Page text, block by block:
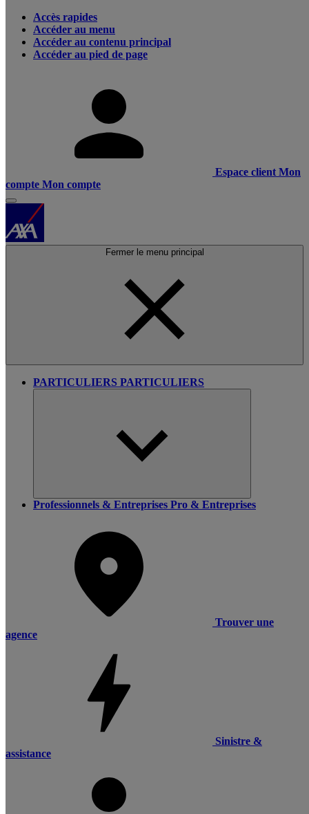
Accès rapides
Accéder au menu
Accéder au contenu principal
Accéder au pied de page
Espace client Mon
compte Mon compte
Fermer le menu principal
PARTICULIERS PARTICULIERS
Professionnels & Entreprises Pro & Entreprises
Trouver une
agence
Sinistre &
assistance